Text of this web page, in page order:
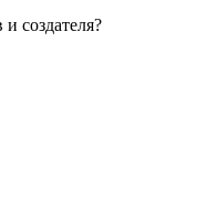
создателя?